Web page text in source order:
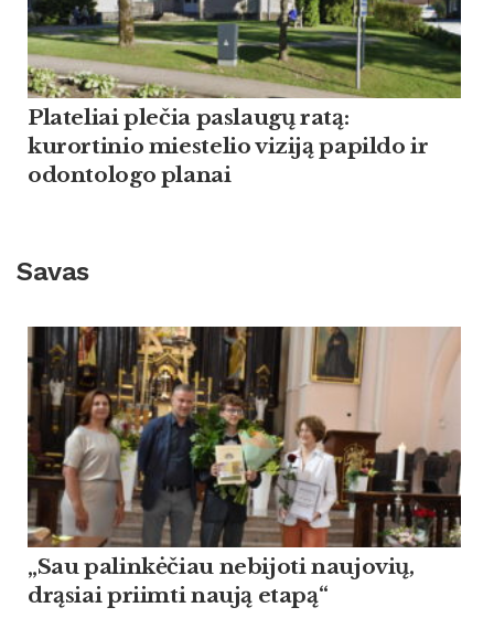
Plateliai plečia paslaugų ratą:
kurortinio miestelio viziją papildo ir
odontologo planai
Savas
„Sau palinkėčiau nebijoti naujovių,
drąsiai priimti naują etapą“